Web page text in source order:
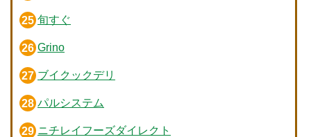
旬すぐ
Grino
ブイクックデリ
パルシステム
ニチレイフーズダイレクト